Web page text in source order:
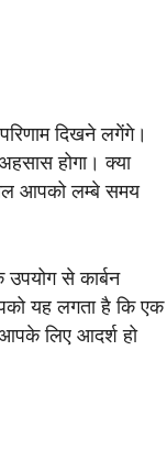
दिखने लगेंगे।
होगा। क्या
आपको लम्बे समय
से कार्बन
यह लगता है कि एक
लिए आदर्श हो